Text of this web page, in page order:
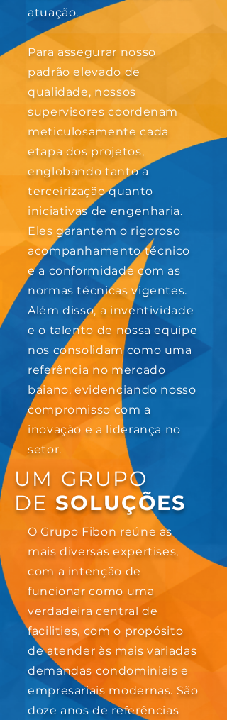
atuação.
Para assegurar nosso
padrão elevado de
qualidade, nossos
supervisores coordenam
meticulosamente cada
etapa dos projetos,
englobando tanto a
terceirização quanto
iniciativas de engenharia.
Eles garantem o rigoroso
acompanhamento técnico
e a conformidade com as
normas técnicas vigentes.
Além disso, a inventividade
e o talento de nossa equipe
nos consolidam como uma
referência no mercado
baiano, evidenciando nosso
compromisso com a
inovação e a liderança no
setor.
UM GRUPO
DE SOLUÇÕES
O Grupo Fibon reúne as
mais diversas expertises,
com a intenção de
funcionar como uma
verdadeira central de
facilities, com o propósito
de atender às mais variadas
demandas condominiais e
empresariais modernas. São
doze anos de referências